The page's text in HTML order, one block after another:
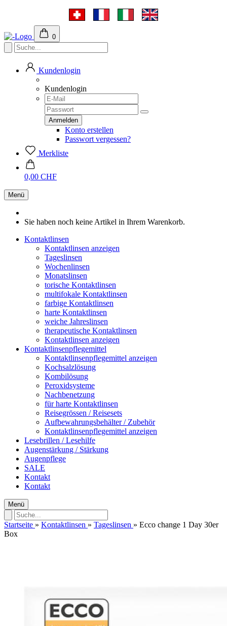
0
Kundenlogin
Kundenlogin
Konto erstellen
Passwort vergessen?
Merkliste
0,00 CHF
Menü
Sie haben noch keine Artikel in Ihrem Warenkorb.
Kontaktlinsen
Kontaktlinsen anzeigen
Tageslinsen
Wochenlinsen
Monatslinsen
torische Kontaktlinsen
multifokale Kontaktlinsen
farbige Kontaktlinsen
harte Kontaktlinsen
weiche Jahreslinsen
therapeutische Kontaktlinsen
Kontaktlinsen anzeigen
Kontaktlinsenpflegemittel
Kontaktlinsenpflegemittel anzeigen
Kochsalzlösung
Kombilösung
Peroxidsysteme
Nachbenetzung
für harte Kontaktlinsen
Reisegrössen / Reisesets
Aufbewahrungsbehälter / Zubehör
Kontaktlinsenpflegemittel anzeigen
Lesebrillen / Lesehilfe
Augenstärkung / Stärkung
Augenpflege
SALE
Kontakt
Kontakt
Menü
Startseite » Kontaktlinsen » Tageslinsen » Ecco change 1 Day 30er
Box